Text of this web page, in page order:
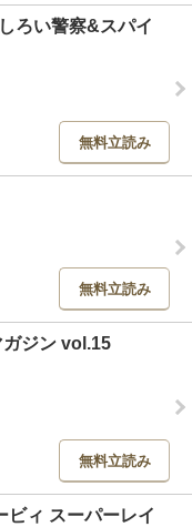
ろい警察&スパイ
無料立読み
無料立読み
ジン vol.15
無料立読み
ビィ スーパーレイ